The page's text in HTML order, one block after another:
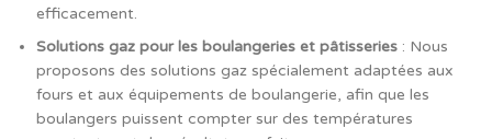
efficacement.
Solutions gaz pour les boulangeries et pâtisseries : Nous
proposons des solutions gaz spécialement adaptées aux
fours et aux équipements de boulangerie, afin que les
boulangers puissent compter sur des températures